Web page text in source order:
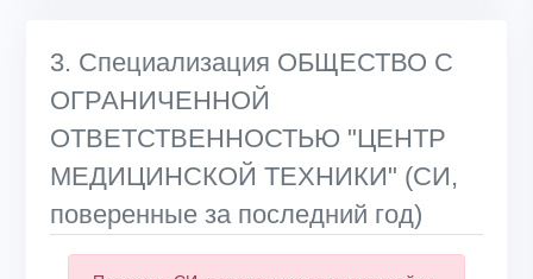
3. Специализация ОБЩЕСТВО С
ОГРАНИЧЕННОЙ
ОТВЕТСТВЕННОСТЬЮ "ЦЕНТР
МЕДИЦИНСКОЙ ТЕХНИКИ" (СИ,
поверенные за последний год)